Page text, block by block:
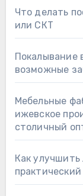
Что делать
или СКТ
Покалывание
возможные
Мебельные
ижевское
столичный
Как